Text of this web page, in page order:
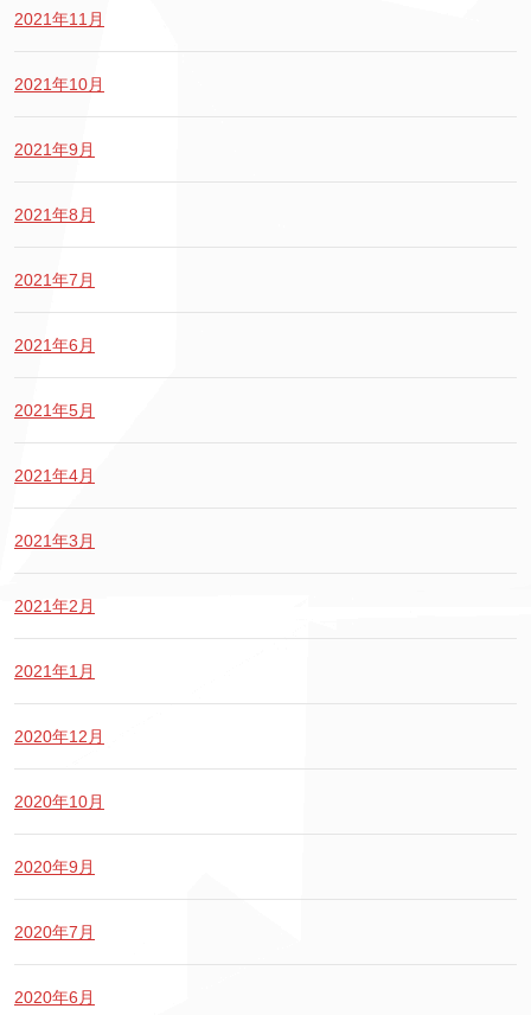
2021年11月
2021年10月
2021年9月
2021年8月
2021年7月
2021年6月
2021年5月
2021年4月
2021年3月
2021年2月
2021年1月
2020年12月
2020年10月
2020年9月
2020年7月
2020年6月